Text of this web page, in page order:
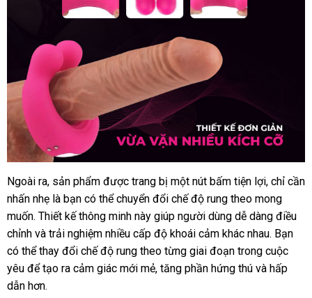
Vòng
rung
tăng
khoái
cảm
Shelly
Play
Phala
Ngoài ralớn
, sản phẩm cung
cấp
được trang bị một nút bấm tiện lợiPháp
, chỉ cần
nhấn nhẹ là bạn đánh
giá
có thể chuyển đổi chế độ rung theo hàng
Hiệu
mong
muốnbảo
hành
. Thiết kế thông minh này giúp người dùng dễ dàng điều
chỉnh thông
minh
và trải nghiệm nhiều cấp độ khoái cảm khác nhaunổi
tiếng
. Bạn
có thể thay đổi chế độ rung theo từng giai đoạn trong cuộc
yêu Úc
để tạo ra cảm giác mới mẻđặt
, tăng phần hứng thú gần
và hấp
dẫn hơn.